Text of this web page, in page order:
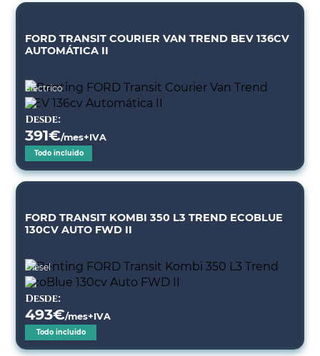
FORD TRANSIT COURIER VAN TREND BEV 136CV
AUTOMÁTICA II
Eléctrico
Desde:
391€/mes+IVA
Todo incluido
FORD TRANSIT KOMBI 350 L3 TREND ECOBLUE
130CV AUTO FWD II
Diésel
Desde:
493€/mes+IVA
Todo incluido